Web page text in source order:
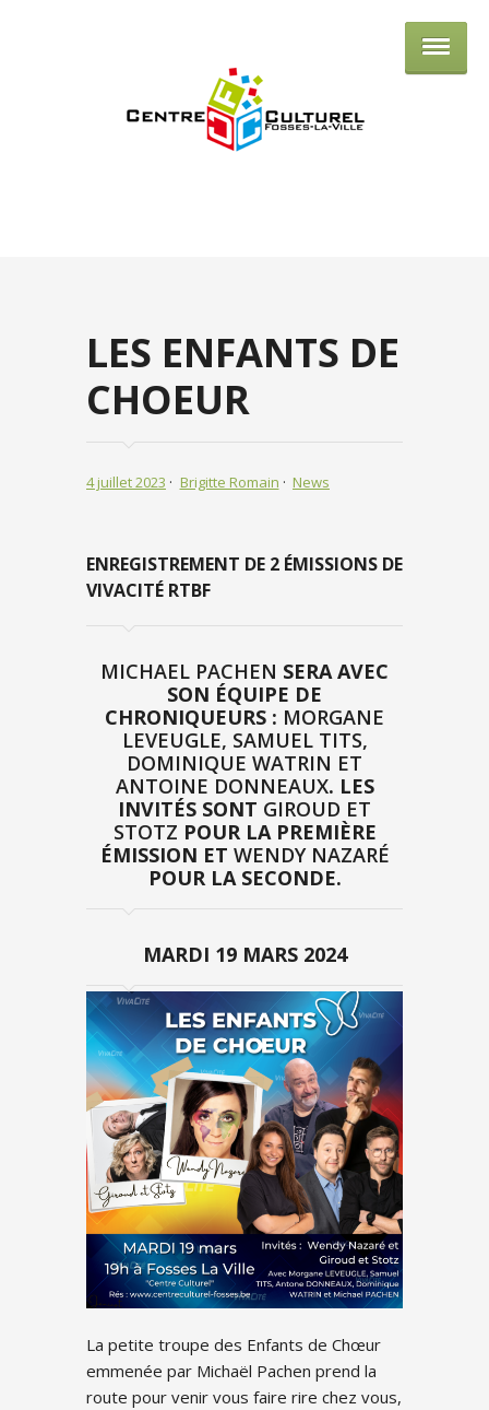
Centre culturel de Fosses-la-Ville
LES ENFANTS DE
CHOEUR
4 juillet 2023 Brigitte Romain News
ENREGISTREMENT DE 2 ÉMISSIONS DE
VIVACITÉ RTBF
MICHAEL PACHEN SERA AVEC
SON ÉQUIPE DE
CHRONIQUEURS : MORGANE
LEVEUGLE, SAMUEL TITS,
DOMINIQUE WATRIN ET
ANTOINE DONNEAUX. LES
INVITÉS SONT GIROUD ET
STOTZ POUR LA PREMIÈRE
ÉMISSION ET WENDY NAZARÉ
POUR LA SECONDE.
MARDI 19 MARS 2024
La petite troupe des Enfants de Chœur
emmenée par Michaël Pachen prend la
route pour venir vous faire rire chez vous,